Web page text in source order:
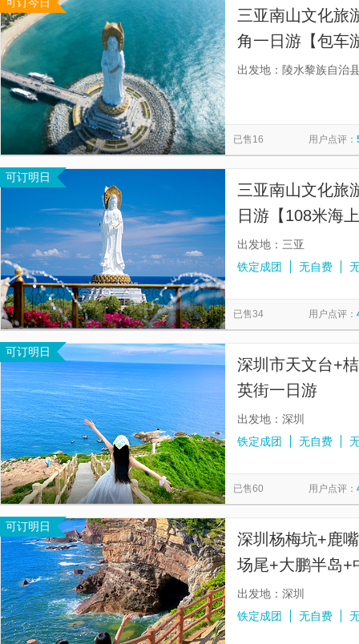
三亚南山文化旅
角一日游【包车
服务，上门接送
出发地：陵水黎族自治
已售16 用户点评：
可订明日
三亚南山文化旅
日游【108米海
出发地：三亚
铁定成团
无自费
已售34 用户点评：
可订明日
深圳市天文台+
英街一日游
出发地：深圳
铁定成团
无自费
已售60 用户点评：
可订明日
深圳杨梅坑+鹿
场尾+大鹏半岛+
出发地：深圳
铁定成团
无自费